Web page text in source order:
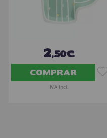
2,50€
COMPRAR
IVA Incl.